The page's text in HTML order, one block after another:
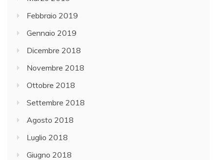
Febbraio 2019
Gennaio 2019
Dicembre 2018
Novembre 2018
Ottobre 2018
Settembre 2018
Agosto 2018
Luglio 2018
Giugno 2018